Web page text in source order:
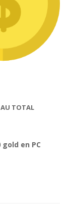
TOTAL
enAndroid